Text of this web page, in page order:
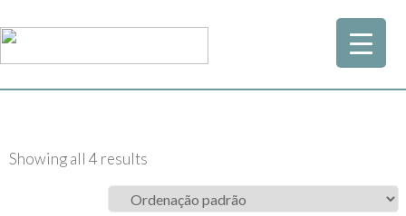
Showing all 4 results